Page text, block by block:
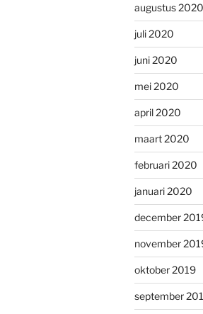
augustus 2020
juli 2020
juni 2020
mei 2020
april 2020
maart 2020
februari 2020
januari 2020
december
november
oktober 2019
september